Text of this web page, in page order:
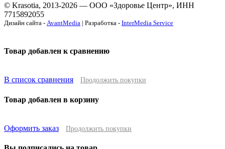
© Krasotia, 2013-2026 — ООО «Здоровье Центр», ИНН
7715892055
Дизайн сайта - AvantMedia | Разработка - InterMedia Service
Товар добавлен к сравнению
В список сравнения Продолжить покупки
Товар добавлен в корзину
Оформить заказ Продолжить покупки